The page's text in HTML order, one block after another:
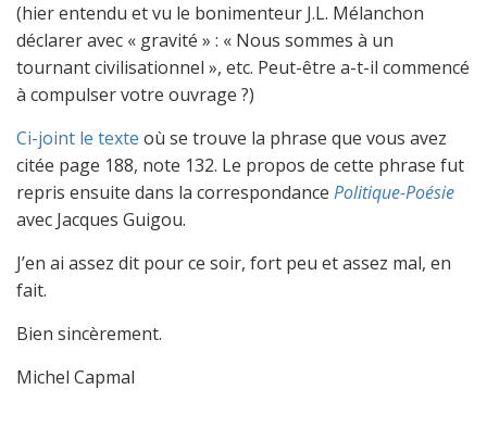
(hier entendu et vu le bonimenteur J.L. Mélanchon
déclarer avec « gravité » : « Nous sommes à un
tournant civilisationnel », etc. Peut-être a-t-il commencé
à compulser votre ouvrage ?)
Ci-joint le texte où se trouve la phrase que vous avez
citée page 188, note 132. Le propos de cette phrase fut
repris ensuite dans la correspondance Politique-Poésie
avec Jacques Guigou.
J’en ai assez dit pour ce soir, fort peu et assez mal, en
fait.
Bien sincèrement.
Michel Capmal